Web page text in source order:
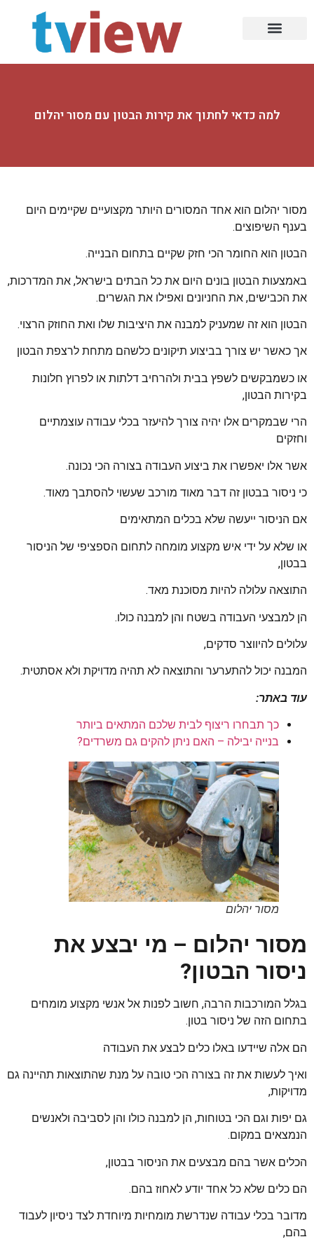
למה כדאי לחתוך את קירות הבטון עם מסור יהלום
מסור יהלום הוא אחד המסורים היותר מקצועיים שקיימים היום
בענף השיפוצים.
הבטון הוא החומר הכי חזק שקיים בתחום הבנייה.
באמצעות הבטון בונים היום את כל הבתים בישראל, את המדרכות,
את הכבישים, את החניונים ואפילו את הגשרים.
הבטון הוא זה שמעניק למבנה את היציבות שלו ואת החוזק הרצוי.
אך כאשר יש צורך בביצוע תיקונים כלשהם מתחת לרצפת הבטון
או כשמבקשים לשפץ בבית ולהרחיב דלתות או לפרוץ חלונות
בקירות הבטון,
הרי שבמקרים אלו יהיה צורך להיעזר בכלי עבודה עוצמתיים
וחזקים
אשר אלו יאפשרו את ביצוע העבודה בצורה הכי נכונה.
כי ניסור בבטון זה דבר מאוד מורכב שעשוי להסתבך מאוד.
אם הניסור ייעשה שלא בכלים המתאימים
או שלא על ידי איש מקצוע מומחה לתחום הספציפי של הניסור
בבטון,
התוצאה עלולה להיות מסוכנת מאד.
הן למבצעי העבודה בשטח והן למבנה כולו.
עלולים להיווצר סדקים,
המבנה יכול להתערער והתוצאה לא תהיה מדויקת ולא אסתטית.
עוד באתר:
כך תבחרו ריצוף לבית שלכם המתאים ביותר
בנייה יבילה – האם ניתן להקים גם משרדים?
מסור יהלום
מסור יהלום – מי יבצע את
ניסור הבטון?
בגלל המורכבות הרבה, חשוב לפנות אל אנשי מקצוע מומחים
בתחום הזה של ניסור בטון.
הם אלה שיידעו באלו כלים לבצע את העבודה
ואיך לעשות את זה בצורה הכי טובה על מנת שהתוצאות תהיינה גם
מדויקות,
גם יפות וגם הכי בטוחות, הן למבנה כולו והן לסביבה ולאנשים
הנמצאים במקום.
הכלים אשר בהם מבצעים את הניסור בבטון,
הם כלים שלא כל אחד יודע לאחוז בהם.
מדובר בכלי עבודה שנדרשת מומחיות מיוחדת לצד ניסיון לעבוד
בהם,